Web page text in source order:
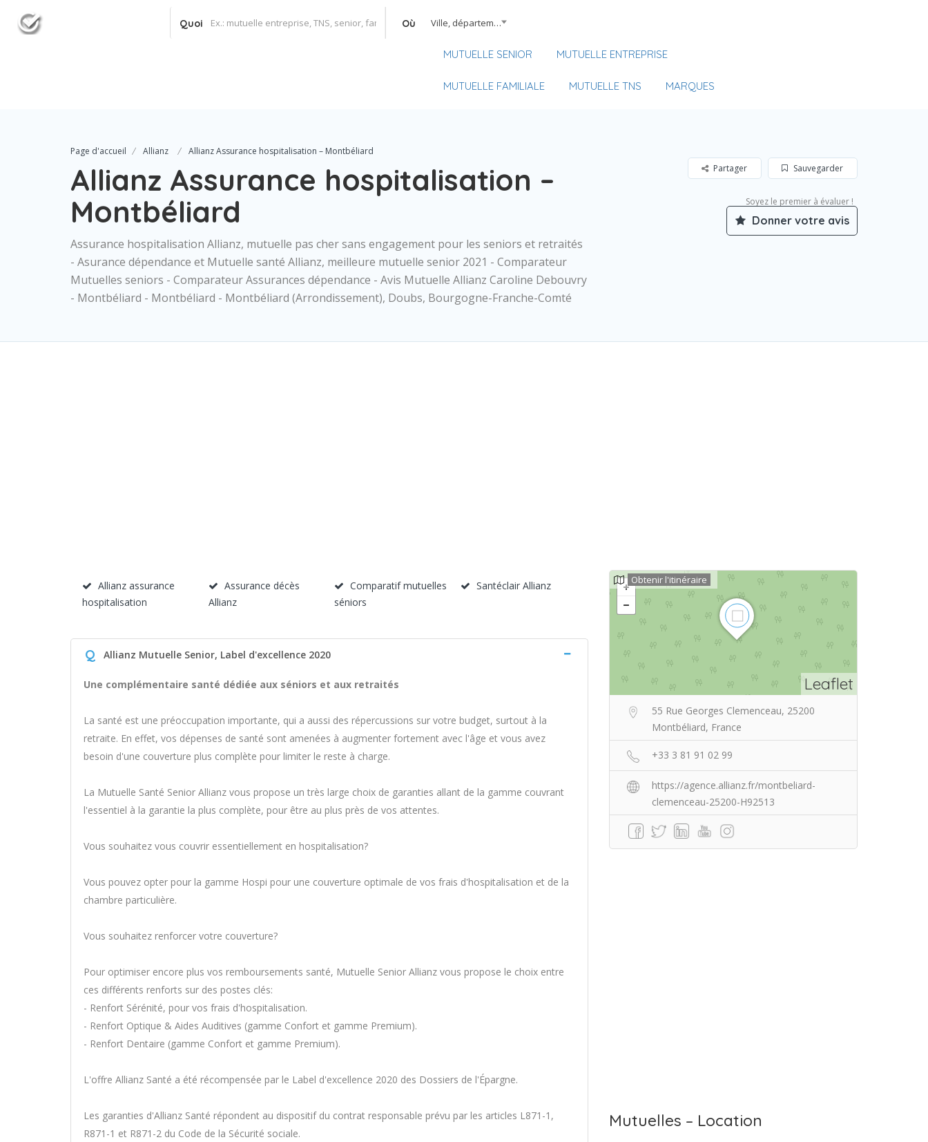
Quoi Où Ville, département, région
MUTUELLE SENIOR MUTUELLE ENTREPRISE
MUTUELLE FAMILIALE MUTUELLE TNS MARQUES
Page d'accueil Allianz Allianz Assurance hospitalisation – Montbéliard
Allianz Assurance hospitalisation –
Montbéliard
Assurance hospitalisation Allianz, mutuelle pas cher sans engagement pour les seniors et retraités
- Asurance dépendance et Mutuelle santé Allianz, meilleure mutuelle senior 2021 - Comparateur
Mutuelles seniors - Comparateur Assurances dépendance - Avis Mutuelle Allianz Caroline Debouvry
- Montbéliard - Montbéliard - Montbéliard (Arrondissement), Doubs, Bourgogne-Franche-Comté
Sauvegarder
Partager
Soyez le premier à évaluer !
Donner votre avis
Allianz assurance
hospitalisation
Assurance décès
Allianz
Comparatif mutuelles
séniors
Santéclair Allianz
Q Allianz Mutuelle Senior, Label d'excellence 2020
Une complémentaire santé dédiée aux séniors et aux retraités
La santé est une préoccupation importante, qui a aussi des répercussions sur votre budget, surtout à la
retraite. En effet, vos dépenses de santé sont amenées à augmenter fortement avec l'âge et vous avez
besoin d'une couverture plus complète pour limiter le reste à charge.
La Mutuelle Santé Senior Allianz vous propose un très large choix de garanties allant de la gamme couvrant
l'essentiel à la garantie la plus complète, pour être au plus près de vos attentes.
Vous souhaitez vous couvrir essentiellement en hospitalisation?
Vous pouvez opter pour la gamme Hospi pour une couverture optimale de vos frais d'hospitalisation et de la
chambre particulière.
Vous souhaitez renforcer votre couverture?
Pour optimiser encore plus vos remboursements santé, Mutuelle Senior Allianz vous propose le choix entre
ces différents renforts sur des postes clés:
- Renfort Sérénité, pour vos frais d'hospitalisation.
- Renfort Optique & Aides Auditives (gamme Confort et gamme Premium).
- Renfort Dentaire (gamme Confort et gamme Premium).
L'offre Allianz Santé a été récompensée par le Label d'excellence 2020 des Dossiers de l'Épargne.
Les garanties d'Allianz Santé répondent au dispositif du contrat responsable prévu par les articles L871-1,
R871-1 et R871-2 du Code de la Sécurité sociale.
Leaflet
Obtenir l'itinéraire
55 Rue Georges Clemenceau, 25200
Montbéliard, France
+33 3 81 91 02 99
https://agence.allianz.fr/montbeliard-
clemenceau-25200-H92513
Mutuelles – Location